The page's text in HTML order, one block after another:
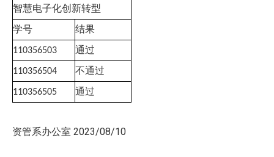
智慧电子化创新转型
学号
结果
110356503 通过
110356504 不通过
110356505 通过
资管系办公室 2023/08/10